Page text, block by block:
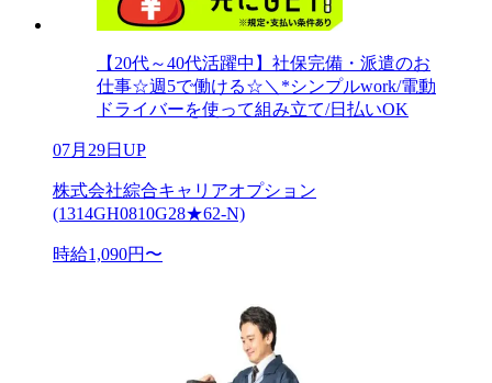
【20代～40代活躍中】社保完備・派遣のお
仕事☆週5で働ける☆＼*シンプルwork/電動
ドライバーを使って組み立て/日払いOK
07月29日UP
株式会社綜合キャリアオプション
(1314GH0810G28★62-N)
時給1,090円〜